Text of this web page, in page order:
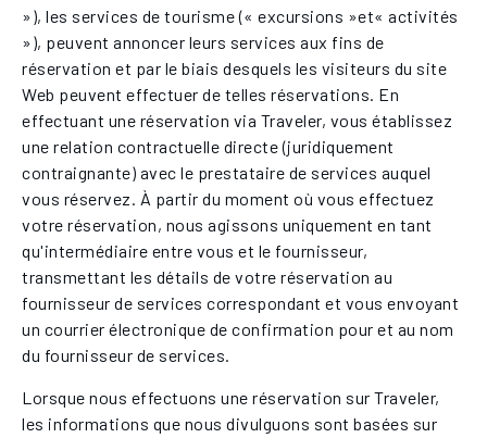
»), les services de tourisme (« excursions »et« activités
»), peuvent annoncer leurs services aux fins de
réservation et par le biais desquels les visiteurs du site
Web peuvent effectuer de telles réservations. En
effectuant une réservation via Traveler, vous établissez
une relation contractuelle directe (juridiquement
contraignante) avec le prestataire de services auquel
vous réservez. À partir du moment où vous effectuez
votre réservation, nous agissons uniquement en tant
qu'intermédiaire entre vous et le fournisseur,
transmettant les détails de votre réservation au
fournisseur de services correspondant et vous envoyant
un courrier électronique de confirmation pour et au nom
du fournisseur de services.
Lorsque nous effectuons une réservation sur Traveler,
les informations que nous divulguons sont basées sur